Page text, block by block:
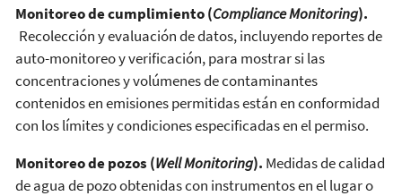
Monitoreo de cumplimiento (Compliance Monitoring).
Recolección y evaluación de datos, incluyendo reportes de
auto-monitoreo y verificación, para mostrar si las
concentraciones y volúmenes de contaminantes
contenidos en emisiones permitidas están en conformidad
con los límites y condiciones especificadas en el permiso.
Monitoreo de pozos (Well Monitoring). Medidas de calidad
de agua de pozo obtenidas con instrumentos en el lugar o